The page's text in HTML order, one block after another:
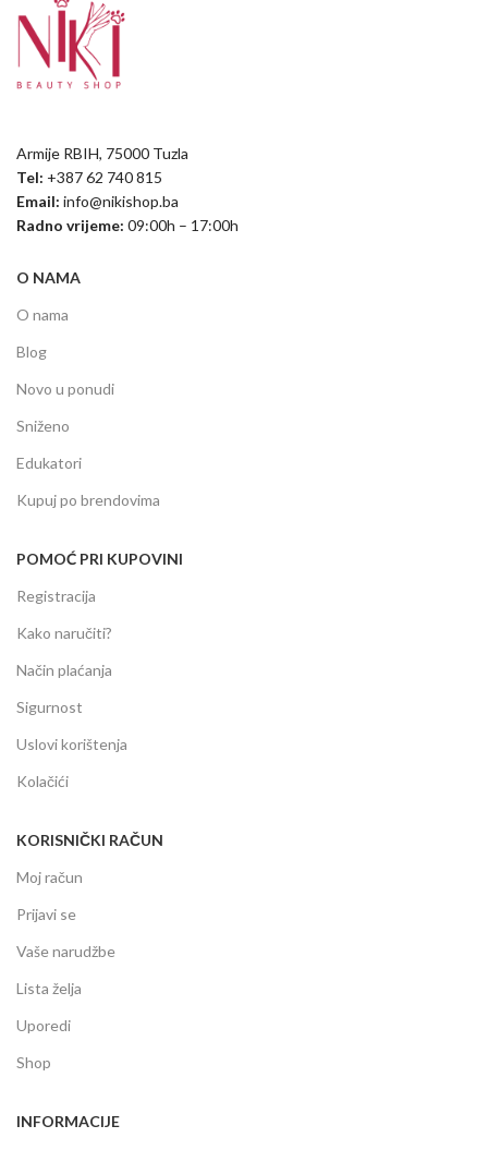
Armije RBIH, 75000 Tuzla
Tel: +387 62 740 815
Email: info@nikishop.ba
Radno vrijeme: 09:00h – 17:00h
O NAMA
O nama
Blog
Novo u ponudi
Sniženo
Edukatori
Kupuj po brendovima
POMOĆ PRI KUPOVINI
Registracija
Kako naručiti?
Način plaćanja
Sigurnost
Uslovi korištenja
Kolačići
KORISNIČKI RAČUN
Moj račun
Prijavi se
Vaše narudžbe
Lista želja
Uporedi
Shop
INFORMACIJE